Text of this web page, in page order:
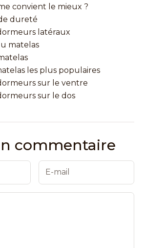
convient le mieux ?
dureté
latéraux
matelas
les plus populaires
sur le ventre
sur le dos
commentaire